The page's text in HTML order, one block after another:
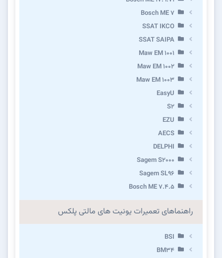
Bosch ME 7
SSAT IKCO
SSAT SAIPA
Maw EM 1001
Maw EM 1002
Maw EM 1003
EasyU
S2
EZU
AECS
DELPHI
Sagem S2000
Sagem SL96
Bosch ME 7.4.5
راهنماهای تعمیرات یونیت های مالتی پلکس
BSI
BM34